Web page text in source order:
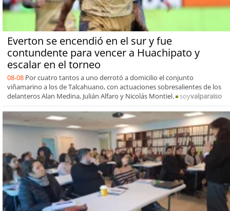
Everton se encendió en el sur y fue
contundente para vencer a Huachipato y
escalar en el torneo
08-08 Por cuatro tantos a uno derrotó a domicilio el conjunto
viñamarino a los de Talcahuano, con actuaciones sobresalientes de los
delanteros Alan Medina, Julián Alfaro y Nicolás Montiel.
soyvalparaiso